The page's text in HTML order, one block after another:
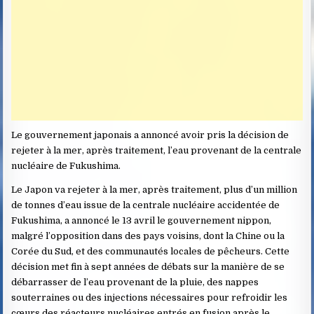
Le gouvernement japonais a annoncé avoir pris la décision de
rejeter à la mer, après traitement, l’eau provenant de la centrale
nucléaire de Fukushima.
Le Japon va rejeter à la mer, après traitement, plus d’un million
de tonnes d’eau issue de la centrale nucléaire accidentée de
Fukushima, a annoncé le 13 avril le gouvernement nippon,
malgré l’opposition dans des pays voisins, dont la Chine ou la
Corée du Sud, et des communautés locales de pêcheurs. Cette
décision met fin à sept années de débats sur la manière de se
débarrasser de l’eau provenant de la pluie, des nappes
souterraines ou des injections nécessaires pour refroidir les